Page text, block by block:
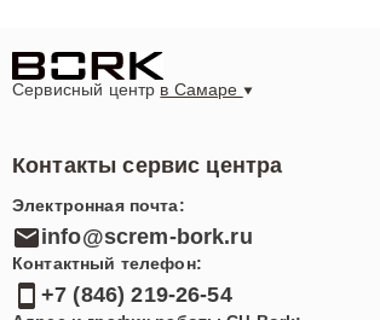
Сервисный центр в Самаре
Контакты сервис центра
Электронная почта:
info@screm-bork.ru
Контактный телефон:
+7 (846) 219-26-54